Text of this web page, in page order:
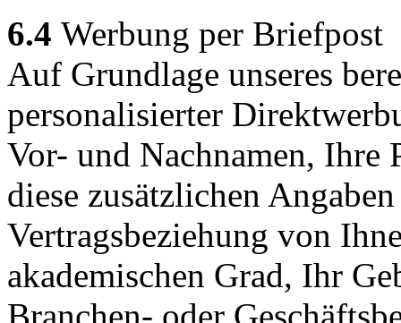
6.4 Werbung per Briefpost
Auf Grundlage unseres
personalisierter
Vor- und Nachnamen,
diese zusätzlichen
Vertragsbeziehung von
akademischen Grad, Ihr